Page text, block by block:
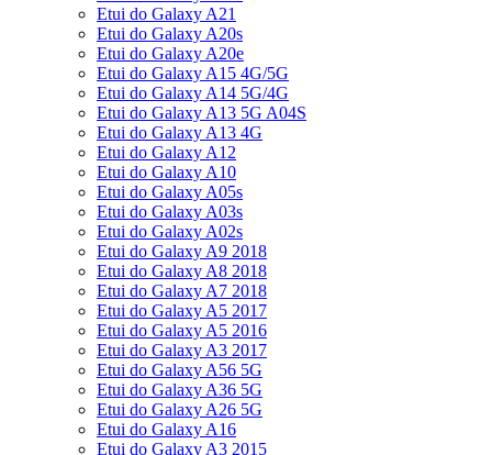
Etui do Galaxy A21
Etui do Galaxy A20s
Etui do Galaxy A20e
Etui do Galaxy A15 4G/5G
Etui do Galaxy A14 5G/4G
Etui do Galaxy A13 5G A04S
Etui do Galaxy A13 4G
Etui do Galaxy A12
Etui do Galaxy A10
Etui do Galaxy A05s
Etui do Galaxy A03s
Etui do Galaxy A02s
Etui do Galaxy A9 2018
Etui do Galaxy A8 2018
Etui do Galaxy A7 2018
Etui do Galaxy A5 2017
Etui do Galaxy A5 2016
Etui do Galaxy A3 2017
Etui do Galaxy A56 5G
Etui do Galaxy A36 5G
Etui do Galaxy A26 5G
Etui do Galaxy A16
Etui do Galaxy A3 2015